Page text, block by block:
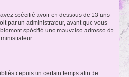
spécifié avoir en dessous de 13 ans
par un administrateur, avant que vous
spécifié une mauvaise adresse de
depuis un certain temps afin de